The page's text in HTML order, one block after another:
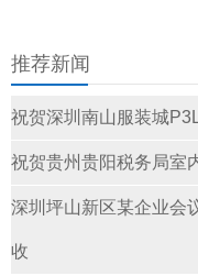
推荐新闻
祝贺深圳南山服装城
祝贺贵州贵阳税务局室
深圳坪山新区某企业会
收